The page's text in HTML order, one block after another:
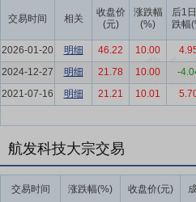
体向自主化、国产化加速迈进。 客
的快速发展，已经进入一个相对稳
航空发动机的持续发展提供了源动力
的高端制造企业也将持续得到大力支
要点5：科技创新能力
报告期内，
要点6：生产能力建设
入资金3.7亿元用于能力建设，一批
单元，标志着公司盘类零件和燃烧
交易时间 相关
收盘价
(元)
涨跌幅
(%)
后1
跌幅
2026-01-20
明细 46.22 10.00
2024-12-27
明细 21.78 10.00 -
2021-07-16
明细 21.21 10.01
航发科技大宗交易
交易时间 涨跌幅(%) 收盘价(元)